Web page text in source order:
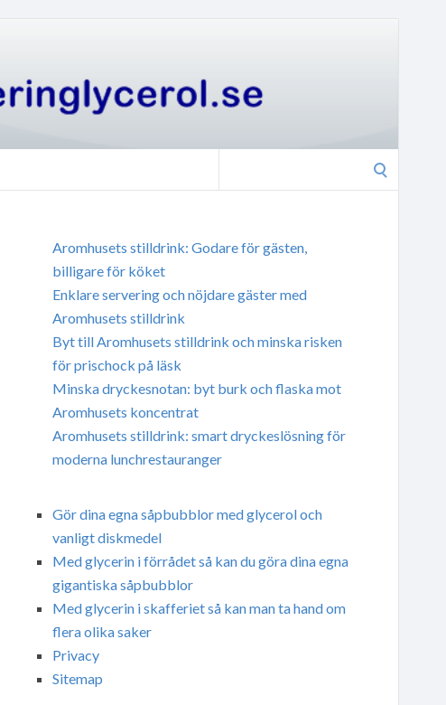
Aromhusets stilldrink: Godare för gästen,
billigare för köket
Enklare servering och nöjdare gäster med
Aromhusets stilldrink
Byt till Aromhusets stilldrink och minska risken
för prischock på läsk
Minska dryckesnotan: byt burk och flaska mot
Aromhusets koncentrat
Aromhusets stilldrink: smart dryckeslösning för
moderna lunchrestauranger
Gör dina egna såpbubblor med glycerol och
vanligt diskmedel
Med glycerin i förrådet så kan du göra dina egna
gigantiska såpbubblor
Med glycerin i skafferiet så kan man ta hand om
flera olika saker
Privacy
Sitemap